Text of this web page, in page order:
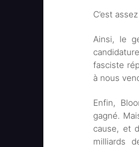
C’est
Ainsi, le
fasciste
à nous
Enfin,
gagné.
cause, et
milliards